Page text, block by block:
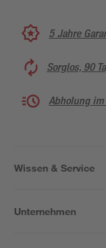
5 Jahre
Sorglos, 90
Abholung
Wissen & Service
Unternehmen